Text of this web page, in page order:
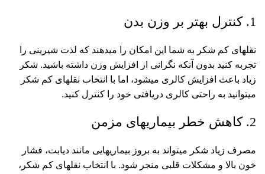
1. کنترل بهتر بر وزن بدن
نقلهای کم شکر به شما این امکان را میدهند که لذت شیرینی را
تجربه کنید بدون آنکه نگرانی از افزایش وزن داشته باشید. شکر
زیاد باعث افزایش کالری میشود، اما با انتخاب نقلهای کم شکر
میتوانید به راحتی کالری دریافتی خود را کنترل کنید.
2. کاهش خطر بیماریهای مزمن
مصرف زیاد شکر میتواند به بروز بیماریهایی مانند دیابت، فشار
خون بالا و مشکلات قلبی منجر شود. با انتخاب نقلهای کم شکر،